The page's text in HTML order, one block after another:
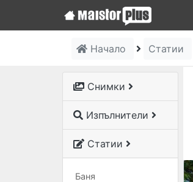
Начало Статии
Снимки
Изпълнители
Статии
Баня